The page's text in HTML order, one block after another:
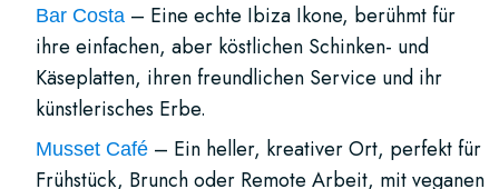
Bar Costa – Eine echte Ibiza Ikone, berühmt für
ihre einfachen, aber köstlichen Schinken- und
Käseplatten, ihren freundlichen Service und ihr
künstlerisches Erbe.
Musset Café – Ein heller, kreativer Ort, perfekt für
Frühstück, Brunch oder Remote Arbeit, mit veganen